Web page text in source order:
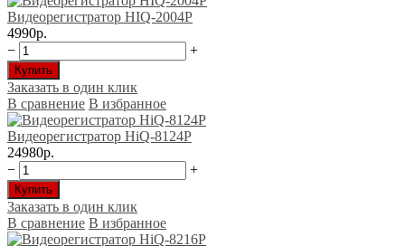
Видеорегистратор HIQ-2004Р
4990р.
−
+
Купить
Заказать в один клик
В сравнение В избранное
Видеорегистратор HiQ-8124P
24980р.
−
+
Купить
Заказать в один клик
В сравнение В избранное